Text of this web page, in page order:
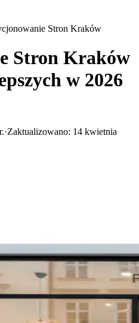
Stron Kraków
Stron Kraków
w 2026
·Zaktualizowano: 14 kwietnia